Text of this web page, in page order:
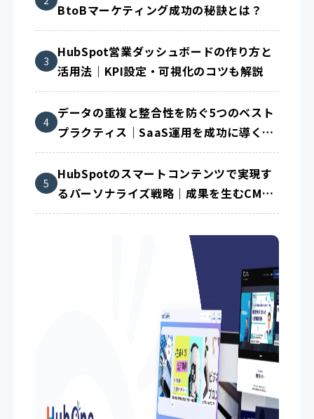
BtoBマーケティング成功の秘訣とは？
HubSpot営業ダッシュボードの作り方と
活用法｜KPI設定・可視化のコツも解説
データの重複と整合性を防ぐ5つのベスト
プラクティス｜SaaS運用を成功に導く方
法
HubSpotのスマートコンテンツで実現す
るパーソナライズ戦略｜成果を生むCMS
活用術